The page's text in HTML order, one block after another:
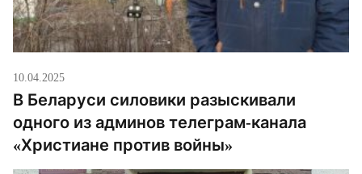
10.04.2025
В Беларуси силовики разыскивали
одного из админов телеграм-канала
«Христиане против войны»